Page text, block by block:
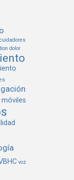
cuidadores
dolor
móviles
voz